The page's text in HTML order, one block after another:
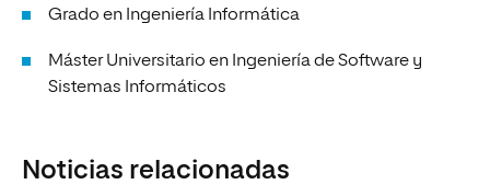
Grado en Ingeniería Informática
Máster Universitario en Ingeniería de Software y
Sistemas Informáticos
Noticias relacionadas